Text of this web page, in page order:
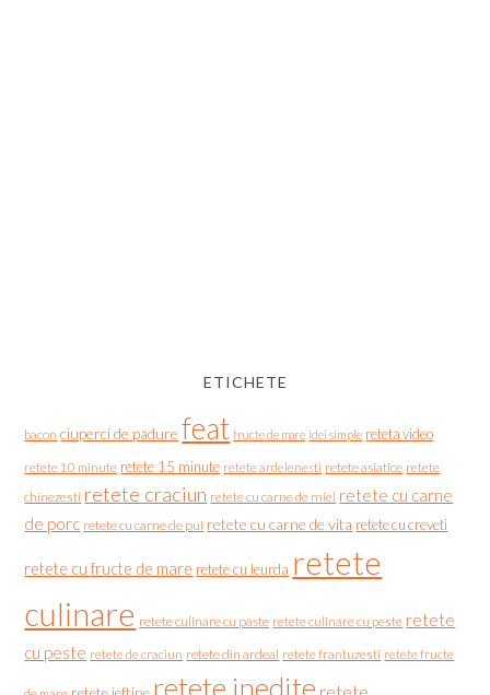
ETICHETE
bacon ciuperci de padure feat fructe de mare idei simple reteta video
retete 10 minute retete 15 minute retete ardelenesti retete asiatice retete
chinezesti retete craciun retete cu carne de miel retete cu carne
de porc retete cu carne de pui retete cu carne de vita retete cu creveti
retete cu fructe de mare retete cu leurda retete
culinare retete culinare cu paste retete culinare cu peste retete
cu peste retete de craciun retete din ardeal retete frantuzesti retete fructe
retete inedite